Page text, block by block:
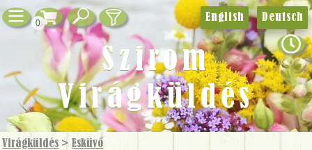
0
Virágküldés > Esküvő
English Deutsch
Szirom
Virágküldés